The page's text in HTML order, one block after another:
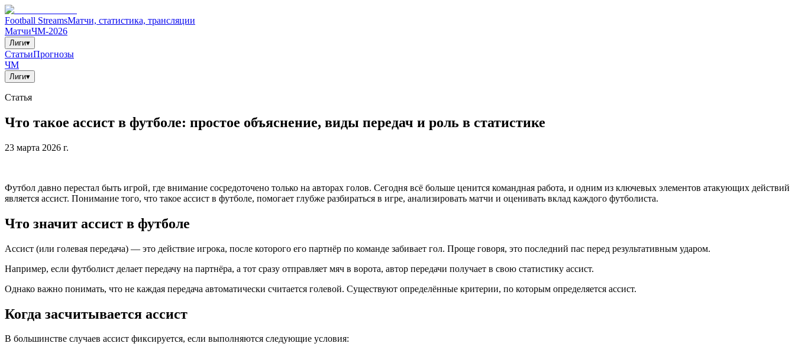
Football StreamsМатчи, статистика, трансляции
МатчиЧМ-2026
Лиги▾
СтатьиПрогнозы
ЧМ
Лиги▾
Статья
Что такое ассист в футболе: простое объяснение, виды передач и роль в статистике
23 марта 2026 г.
Футбол давно перестал быть игрой, где внимание сосредоточено только на авторах голов. Сегодня всё больше ценится командная работа, и одним из ключевых элементов атакующих действий
является ассист. Понимание того, что такое ассист в футболе, помогает глубже разбираться в игре, анализировать матчи и оценивать вклад каждого футболиста.
Что значит ассист в футболе
Ассист (или голевая передача) — это действие игрока, после которого его партнёр по команде забивает гол. Проще говоря, это последний пас перед результативным ударом.
Например, если футболист делает передачу на партнёра, а тот сразу отправляет мяч в ворота, автор передачи получает в свою статистику ассист.
Однако важно понимать, что не каждая передача автоматически считается голевой. Существуют определённые критерии, по которым определяется ассист.
Когда засчитывается ассист
В большинстве случаев ассист фиксируется, если выполняются следующие условия: